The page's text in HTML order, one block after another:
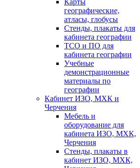
Карты
географические,
атласы, глобусы
Стенды, плакаты для
кабинета географии
ТСО и ПО для
кабинета географии
Учебные
демонстрационные
материалы по
географии
Кабинет ИЗО, МХК и
Черчения
Мебель и
оборудование для
кабинета ИЗО, МХК,
Черчения
Стенды, плакаты в
кабинет ИЗО, МХК,